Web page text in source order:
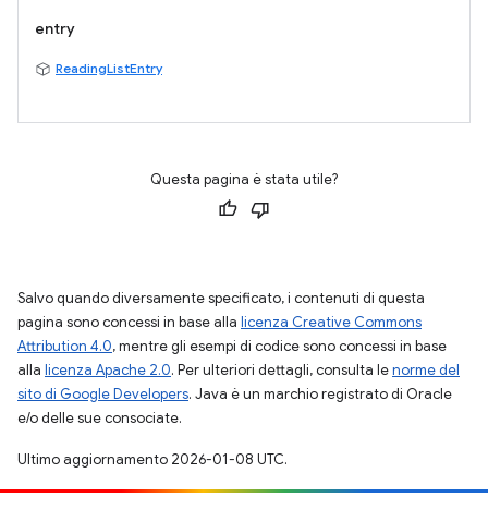
entry
ReadingListEntry
Questa pagina è stata utile?
Salvo quando diversamente specificato, i contenuti di questa
pagina sono concessi in base alla licenza Creative Commons
Attribution 4.0, mentre gli esempi di codice sono concessi in base
alla licenza Apache 2.0. Per ulteriori dettagli, consulta lenorme del
sito di Google Developers. Java è un marchio registrato di Oracle
e/o delle sue consociate.
Ultimo aggiornamento 2026-01-08 UTC.